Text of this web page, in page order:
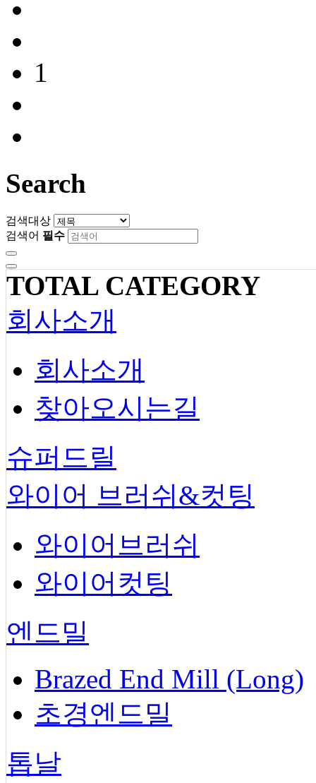
1
Search
검색대상
검색어 필수
TOTAL CATEGORY
회사소개
회사소개
찾아오시는길
슈퍼드릴
와이어 브러쉬&컷팅
와이어브러쉬
와이어컷팅
엔드밀
Brazed End Mill (Long)
초경엔드밀
톱날